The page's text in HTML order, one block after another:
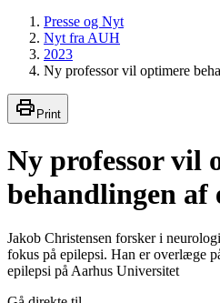
Presse og Nyt
Nyt fra AUH
2023
Ny professor vil optimere
Print
Ny professor vil
behandlingen af
Jakob Christensen forsker i
fokus på epilepsi. Han er overlæge
epilepsi på Aarhus Universitet